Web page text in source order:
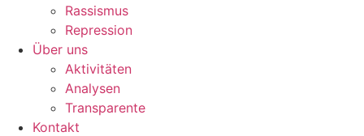
Rassismus
Repression
Über uns
Aktivitäten
Analysen
Transparente
Kontakt